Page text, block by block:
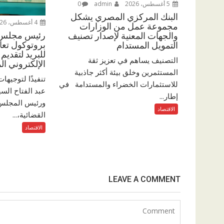
0
البنك المركزي المصري يشكل
مجموعة عمل من الوزارات
والجهات المعنية لإصدار تصنيف
التمويل المستدام
التصنيف يساهم في تعزيز ثقة
المستثمرين وخلق بيئة أكثر جاذبية
للاستثمارات الخضراء والمستدامة في
إطار...
الاقتصاد
4 أغسطس، 2026
رئيس مجلس
بروتوكول
للبريد
الإلكتروني
تنفيذًا
عبد الفتاح
ورئيس
القضائية،...
الاقتصاد
LEAVE A COMMENT